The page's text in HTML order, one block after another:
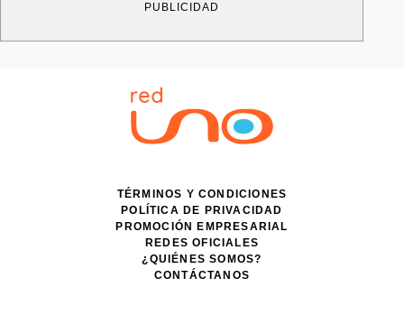
PUBLICIDAD
TÉRMINOS Y CONDICIONES
POLÍTICA DE PRIVACIDAD
PROMOCIÓN EMPRESARIAL
REDES OFICIALES
¿QUIÉNES SOMOS?
CONTÁCTANOS